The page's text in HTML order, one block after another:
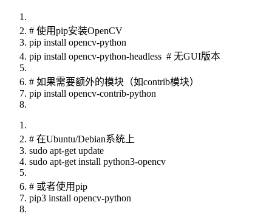
# 使用pip安装OpenCV
pip install opencv-python
pip install opencv-python-headless # 无GUI版本
# 如果需要额外的模块（如contrib模块）
pip install opencv-contrib-python
# 在Ubuntu/Debian系统上
sudo apt-get update
sudo apt-get install python3-opencv
# 或者使用pip
pip3 install opencv-python